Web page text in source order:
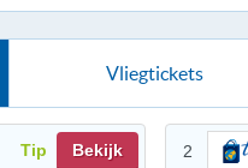
Vliegtickets
Tip Bekijk 2